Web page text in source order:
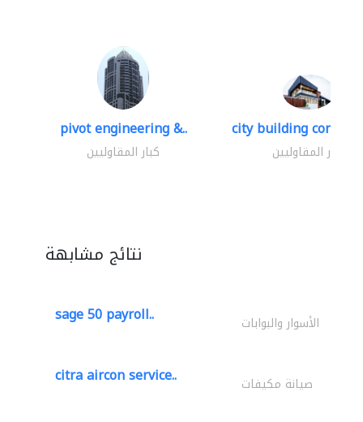
pivot engineering &..
كبار المقاوليين
city building
كبار المقاوليين
نتائج مشابهة
sage 50 payroll.. الأسوار والبوابات
citra aircon service.. صيانة مكيفات